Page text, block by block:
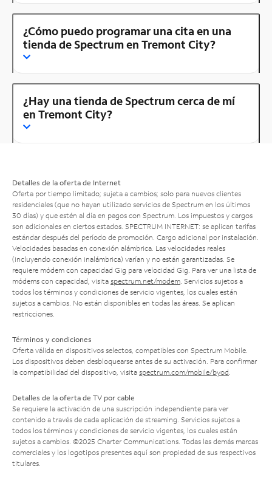
¿Cómo puedo programar una cita en una
tienda de Spectrum en Tremont City?
¿Hay una tienda de Spectrum cerca de mí
en Tremont City?
Detalles de la oferta de Internet
Oferta por tiempo limitado; sujeta a cambios; solo para nuevos clientes
residenciales (que no hayan utilizado servicios de Spectrum en los últimos
30 días) y que estén al día en pagos con Spectrum. Los impuestos y cargos
son adicionales en ciertos estados. SPECTRUM INTERNET: se aplican tarifas
estándar después del período de promoción. Cargo adicional por instalación.
Velocidades basadas en conexión alámbrica. Las velocidades reales
(incluyendo conexión inalámbrica) varían y no están garantizadas. Se
requiere módem con capacidad Gig para velocidad Gig. Para ver una lista de
módems con capacidad, visita spectrum.net/modem . Servicios sujetos a
todos los términos y condiciones de servicio vigentes, los cuales están
sujetos a cambios. No están disponibles en todas las áreas. Se aplican
restricciones.
Términos y condiciones
Oferta válida en dispositivos selectos, compatibles con Spectrum Mobile.
Los dispositivos deben desbloquearse antes de su activación. Para confirmar
la compatibilidad del dispositivo, visita spectrum.com/mobile/byod
Detalles de la oferta de TV por cable
Se requiere la activación de una suscripción independiente para ver
contenido a través de cada aplicación de streaming. Servicios sujetos a
todos los términos y condiciones de servicio vigentes, los cuales están
sujetos a cambios. ©2025 Charter Communications. Todas las demás marcas
comerciales y los logotipos presentes aquí son propiedad de sus respectivos
titulares.